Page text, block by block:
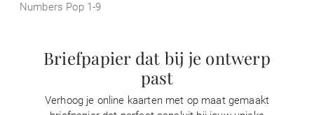
Numbers Pop 1-9
Briefpapier dat bij je ontwerp
past
Verhoog je online kaarten met op maat gemaakt